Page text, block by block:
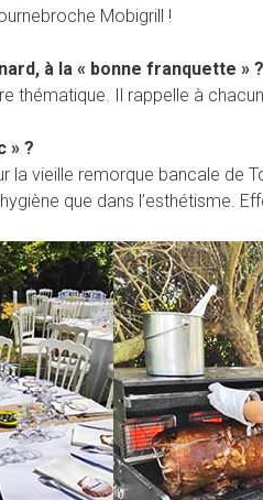
Mobigrill !
à la « bonne franquette » ?
thématique. Il rappelle à
» ?
la vieille remorque bancale de
que dans l’esthétisme.